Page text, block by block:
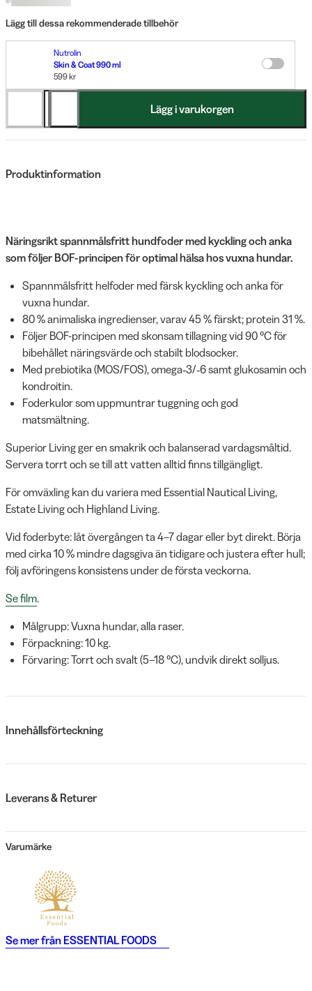
Lägg till dessa rekommenderade tillbehör
Nutrolin
Skin & Coat 990 ml
599 kr
Lägg i varukorgen
Produktinformation
Näringsrikt spannmålsfritt hundfoder med kyckling och anka
som följer BOF-principen för optimal hälsa hos vuxna hundar.
Spannmålsfritt helfoder med färsk kyckling och anka för
vuxna hundar.
80 % animaliska ingredienser, varav 45 % färskt; protein 31 %.
Följer BOF-principen med skonsam tillagning vid 90 °C för
bibehållet näringsvärde och stabilt blodsocker.
Med prebiotika (MOS/FOS), omega‑3/‑6 samt glukosamin och
kondroitin.
Foderkulor som uppmuntrar tuggning och god
matsmältning.
Superior Living ger en smakrik och balanserad vardagsmåltid.
Servera torrt och se till att vatten alltid finns tillgängligt.
För omväxling kan du variera med Essential Nautical Living,
Estate Living och Highland Living.
Vid foderbyte: låt övergången ta 4–7 dagar eller byt direkt. Börja
med cirka 10 % mindre dagsgiva än tidigare och justera efter hull;
följ avföringens konsistens under de första veckorna.
Se film.
Målgrupp: Vuxna hundar, alla raser.
Förpackning: 10 kg.
Förvaring: Torrt och svalt (5–18 °C), undvik direkt solljus.
Innehållsförteckning
Leverans & Returer
Varumärke
Se mer från ESSENTIAL FOODS